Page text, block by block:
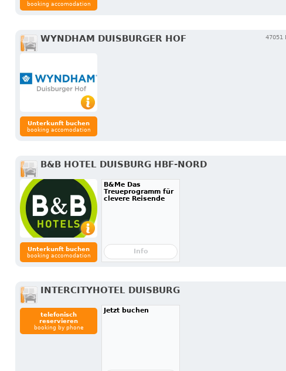
booking accomodation
WYNDHAM DUISBURGER HOF
47051
Unterkunft buchen
booking accomodation
B&B HOTEL DUISBURG HBF-NORD
Unterkunft buchen
booking accomodation
B&Me Das
Treueprogramm für
clevere Reisende
Info
INTERCITYHOTEL DUISBURG
telefonisch
reservieren
booking by phone
Jetzt buchen